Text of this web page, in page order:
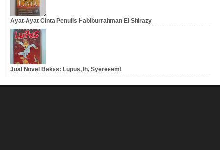
Ayat-Ayat Cinta Penulis Habiburrahman El Shirazy
Jual Novel Bekas: Lupus, Ih, Syereeem!